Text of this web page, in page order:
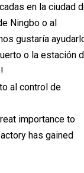
en la ciudad
Ningbo o al
gustaría
o la estación
al control de
importance to
has gained